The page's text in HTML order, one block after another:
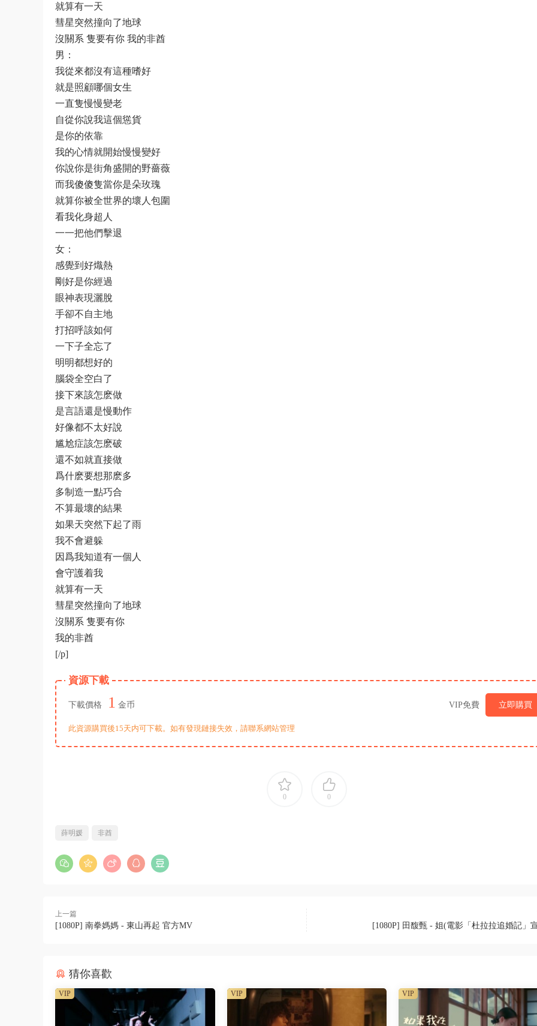
就算有一天
彗星突然撞向了地球
沒關系 隻要有你 我的非酋
男：
我從來都沒有這種嗜好
就是照顧哪個女生
一直隻慢慢變老
自從你說我這個慫貨
是你的依靠
我的心情就開始慢慢變好
你說你是街角盛開的野薔薇
而我傻傻隻當你是朵玫瑰
就算你被全世界的壞人包圍
看我化身超人
一一把他們擊退
女：
感覺到好熾熱
剛好是你經過
眼神表現灑脫
手卻不自主地
打招呼該如何
一下子全忘了
明明都想好的
腦袋全空白了
接下來該怎麽做
是言語還是慢動作
好像都不太好說
尴尬症該怎麽破
還不如就直接做
爲什麽要想那麽多
多制造一點巧合
不算最壞的結果
如果天突然下起了雨
我不會避躲
因爲我知道有一個人
會守護着我
就算有一天
彗星突然撞向了地球
沒關系 隻要有你
我的非酋
[/p]
資源下載
下載價格 1 金币 VIP免費 立即購買
此資源購買後15天内可下載。如有發現鏈接失效，請聯系網站管理
0 0
薛明媛 非酋
上一篇
[1080P] 南拳媽媽 - 東山再起 官方MV [1080P] 田馥甄 - 姐(電影「杜拉拉追婚記」
猜你喜歡
VIP VIP VIP